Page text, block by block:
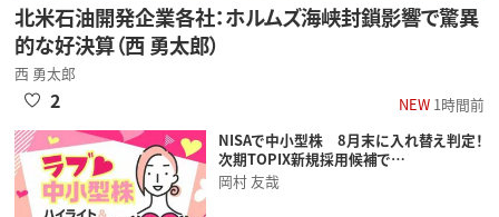
北米石油開発企業各社：ホルムズ海峡封鎖影響で驚異
的な好決算（西 勇太郎）
西 勇太郎
NEW1時間前
2
NISAで中小型株 8月末に入れ替え判定！
次期TOPIX新規採用候補で…
岡村 友哉